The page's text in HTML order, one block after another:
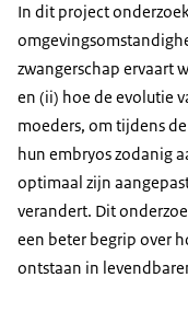
In dit project
zwangerschap ervaart
en (ii) hoe de evolutie
moeders, om tijdens
hun embryos zodanig
optimaal zijn
verandert. Dit
een beter begrip over
ontstaan in